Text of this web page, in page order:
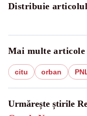
Distribuie articolul
Mai multe articole
citu orban
Urmărește știrile